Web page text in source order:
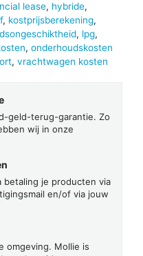
lease, hybride,
, kostprijsberekening,
, lpg,
, onderhoudskosten
, vrachtwagen kosten
geld-terug-garantie. Zo
wij in onze
betaling je producten via
en/of via jouw
omgeving. Mollie is